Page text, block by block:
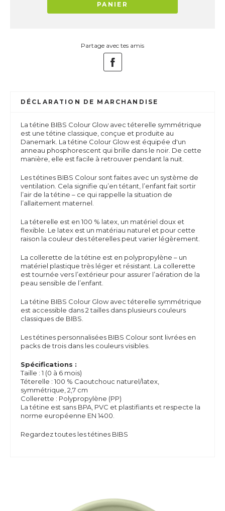
PANIER
Partage avec tes amis
DÉCLARATION DE MARCHANDISE
La tétine BIBS Colour Glow avec téterelle symmétrique
est une tétine classique, conçue et produite au
Danemark. La tétine Colour Glow est équipée d'un
anneau phosphorescent qui brille dans le noir. De cette
manière, elle est facile à retrouver pendant la nuit.
Les tétines BIBS Colour sont faites avec un système de
ventilation. Cela signifie qu’en tétant, l’enfant fait sortir
l’air de la tétine – ce qui rappelle la situation de
l’allaitement maternel.
La téterelle est en 100 % latex, un matériel doux et
flexible. Le latex est un matériau naturel et pour cette
raison la couleur des téterelles peut varier légèrement.
La collerette de la tétine est en polypropylène – un
matériel plastique très léger et résistant. La collerette
est tournée vers l’extérieur pour assurer l’aération de la
peau sensible de l’enfant.
La tétine BIBS Colour Glow avec téterelle symmétrique
est accessible dans 2 tailles dans plusieurs couleurs
classiques de BIBS.
Les tétines personnalisées BIBS Colour sont livrées en
packs de trois dans les couleurs visibles.
Spécifications :
Taille : 1 (0 à 6 mois)
Téterelle : 100 % Caoutchouc naturel/latex,
symmétrique, 2,7 cm
Collerette : Polypropylène (PP)
La tétine est sans BPA, PVC et plastifiants et respecte la
norme européenne EN 1400.
Regardez toutes les tétines BIBS